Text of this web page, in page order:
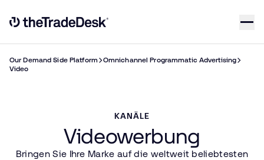
Link to The Trade Desk Home Page
Our Demand Side Platform
Omnichannel Programmatic Advertising
Video
KANÄLE
Videowerbung
Bringen Sie Ihre Marke auf die weltweit beliebtesten